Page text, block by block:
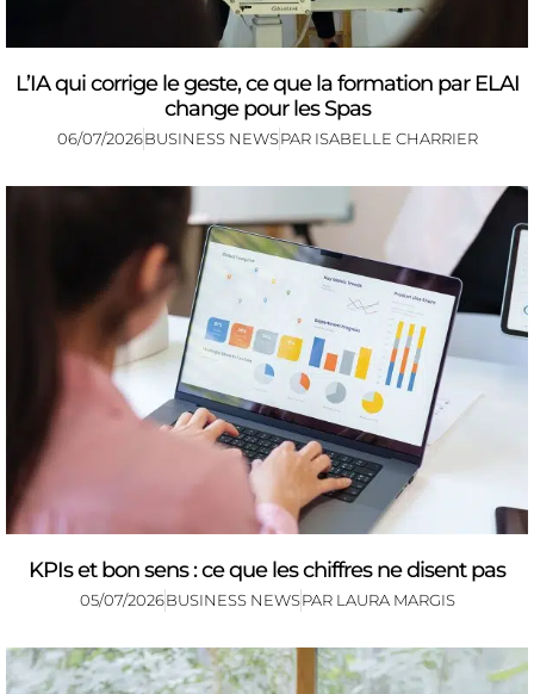
L’IA qui corrige le geste, ce que la formation par ELAI
change pour les Spas
06/07/2026BUSINESS NEWSPAR ISABELLE CHARRIER
KPIs et bon sens : ce que les chiffres ne disent pas
05/07/2026BUSINESS NEWSPAR LAURA MARGIS